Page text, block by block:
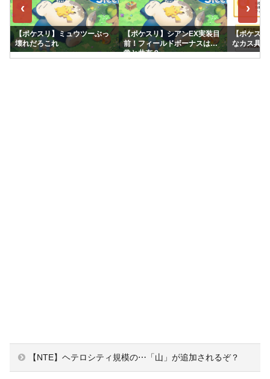
‹
【ポケスリ】ミュウツーぶっ
壊れだろこれ
【ポケスリ】シアンEX実装目
前！フィールドボーナスは通
常と共有？
【ポケス
なカス具合
›
【NTE】ヘテロシティ規模の⋯「山」が追加されるぞ？